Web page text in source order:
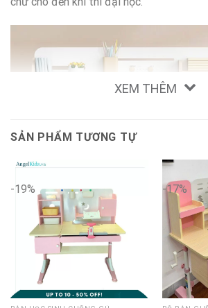
XEM THÊM
SẢN PHẨM TƯƠNG TỰ
-19% -17%